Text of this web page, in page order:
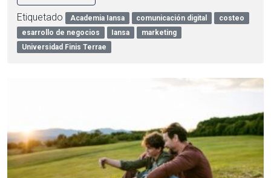
Etiquetado Academia Iansa comunicación digital
costeo
esarrollo de negocios
Iansa
marketing
Universidad Finis Terrae